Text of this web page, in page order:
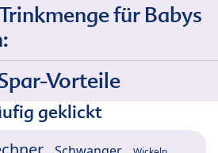
für Babys
Vorteile
geklickt